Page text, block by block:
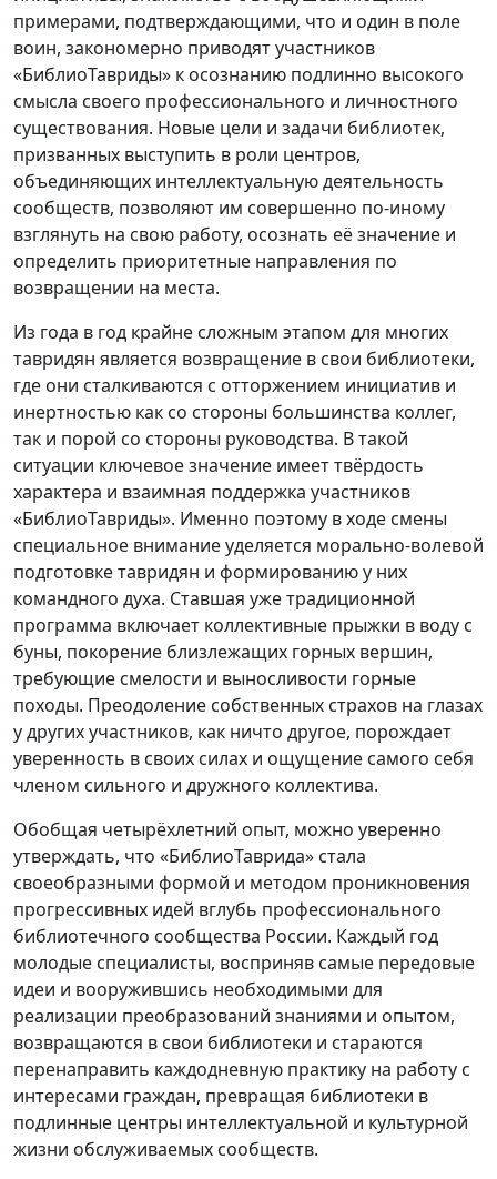
примерами, подтверждающими, что и один в поле
воин, закономерно приводят участников
«БиблиоТавриды» к осознанию подлинно высокого
смысла своего профессионального и личностного
существования. Новые цели и задачи библиотек,
призванных выступить в роли центров,
объединяющих интеллектуальную деятельность
сообществ, позволяют им совершенно по-иному
взглянуть на свою работу, осознать её значение и
определить приоритетные направления по
возвращении на места.
Из года в год крайне сложным этапом для многих
тавридян является возвращение в свои библиотеки,
где они сталкиваются с отторжением инициатив и
инертностью как со стороны большинства коллег,
так и порой со стороны руководства. В такой
ситуации ключевое значение имеет твёрдость
характера и взаимная поддержка участников
«БиблиоТавриды». Именно поэтому в ходе смены
специальное внимание уделяется морально-волевой
подготовке тавридян и формированию у них
командного духа. Ставшая уже традиционной
программа включает коллективные прыжки в воду с
буны, покорение близлежащих горных вершин,
требующие смелости и выносливости горные
походы. Преодоление собственных страхов на глазах
у других участников, как ничто другое, порождает
уверенность в своих силах и ощущение самого себя
членом сильного и дружного коллектива.
Обобщая четырёхлетний опыт, можно уверенно
утверждать, что «БиблиоТаврида» стала
своеобразными формой и методом проникновения
прогрессивных идей вглубь профессионального
библиотечного сообщества России. Каждый год
молодые специалисты, восприняв самые передовые
идеи и вооружившись необходимыми для
реализации преобразований знаниями и опытом,
возвращаются в свои библиотеки и стараются
перенаправить каждодневную практику на работу с
интересами граждан, превращая библиотеки в
подлинные центры интеллектуальной и культурной
жизни обслуживаемых сообществ.